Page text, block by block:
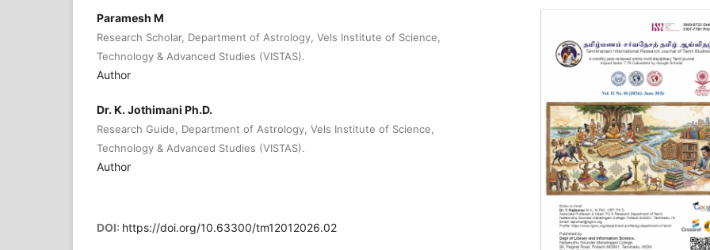
Paramesh M
Research Scholar, Department of Astrology, Vels Institute of Science,
Technology & Advanced Studies (VISTAS).
Author
Dr. K. Jothimani Ph.D.
Research Guide, Department of Astrology, Vels Institute of Science,
Technology & Advanced Studies (VISTAS).
Author
DOI: https://doi.org/10.63300/tm12012026.02